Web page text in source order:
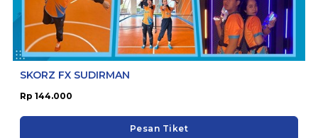
SKORZ FX SUDIRMAN
Rp 144.000
Pesan Tiket